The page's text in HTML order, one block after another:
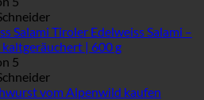
Tiroler Edelweiss Salami –
| 600 g
5